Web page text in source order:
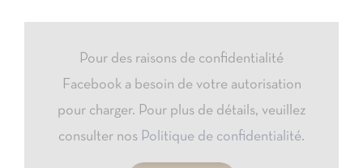
Pour des raisons de confidentialité
Facebook a besoin de votre autorisation
pour charger. Pour plus de détails, veuillez
consulter nos Politique de confidentialité.